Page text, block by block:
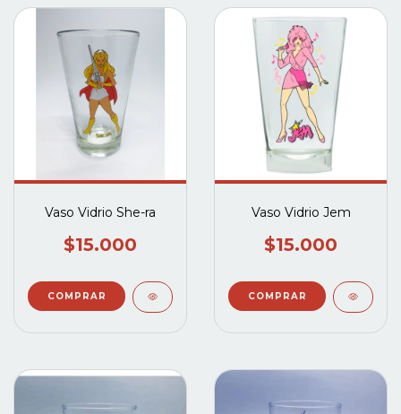
Vaso Vidrio She-ra
$15.000
Vaso Vidrio Jem
$15.000